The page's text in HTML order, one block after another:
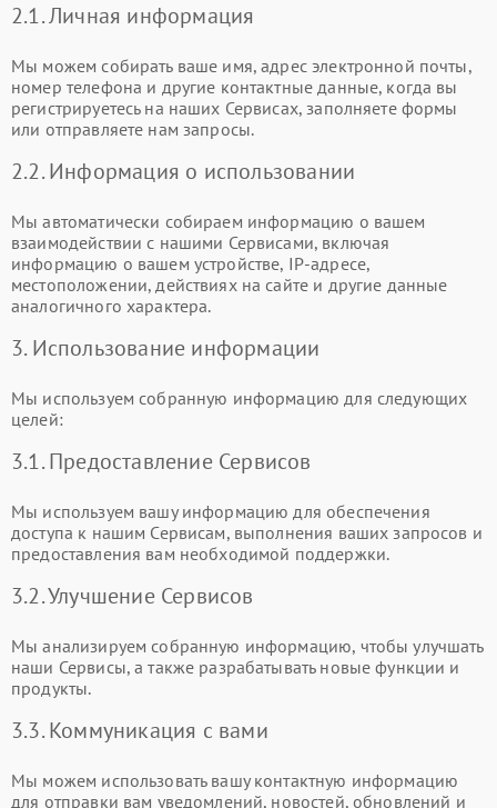
2.1. Личная информация
Мы можем собирать ваше имя, адрес электронной почты,
номер телефона и другие контактные данные, когда вы
регистрируетесь на наших Сервисах, заполняете формы
или отправляете нам запросы.
2.2. Информация о использовании
Мы автоматически собираем информацию о вашем
взаимодействии с нашими Сервисами, включая
информацию о вашем устройстве, IP-адресе,
местоположении, действиях на сайте и другие данные
аналогичного характера.
3. Использование информации
Мы используем собранную информацию для следующих
целей:
3.1. Предоставление Сервисов
Мы используем вашу информацию для обеспечения
доступа к нашим Сервисам, выполнения ваших запросов и
предоставления вам необходимой поддержки.
3.2. Улучшение Сервисов
Мы анализируем собранную информацию, чтобы улучшать
наши Сервисы, а также разрабатывать новые функции и
продукты.
3.3. Коммуникация с вами
Мы можем использовать вашу контактную информацию
для отправки вам уведомлений, новостей, обновлений и